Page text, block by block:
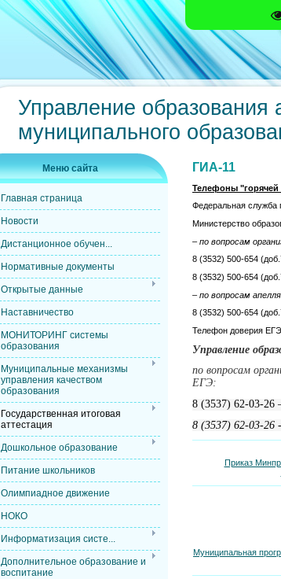
Управление образования
муниципального
Меню сайта
Главная страница
Новости
Дистанционное обучен...
Нормативные документы
Открытые данные
Наставничество
МОНИТОРИНГ системы
образования
Муниципальные механизмы
управления качеством
образования
Государственная итоговая
аттестация
Дошкольное образование
Питание школьников
Олимпиадное движение
НОКО
Информатизация систе...
Дополнительное образование и
воспитание
ГИА-11
Телефоны
Федеральная служба
Министерство
– по вопросам
8 (3532) 500-654
8 (3532) 500-654
– по вопросам
8 (3532) 500-654
Телефон доверия
Управление
по вопросам
ЕГЭ:
8 (3537) 62-03-26
8 (3537) 62-03-26
Приказ
Муниципальная